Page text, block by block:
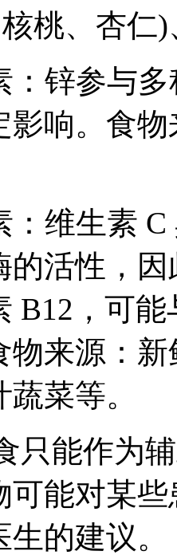
桃、杏仁
：锌参与
影响。食
：维生素
的活性，
B12，可
物来源：
菜等。
只能作为
可能对某
的建议。